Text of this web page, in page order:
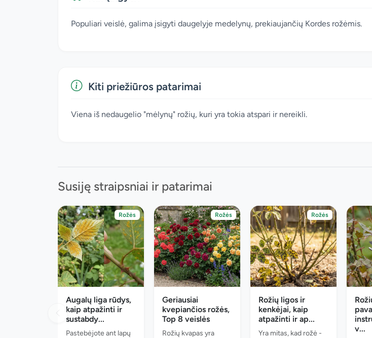
Populiari veislė, galima įsigyti daugelyje medelynų, prekiaujančių Kordes rožėmis.
Kiti priežiūros patarimai
Viena iš nedaugelio "mėlynų" rožių, kuri yra tokia atspari ir nereikli.
Susiję straipsniai ir patarimai
Rožės
Augalų liga rūdys,
kaip atpažinti ir
sustabdy...
Pastebėjote ant lapų
Rožės
Geriausiai
kvepiančios rožės,
Top 8 veislės
Rožių kvapas yra
Rožės
Rožių ligos ir
kenkėjai, kaip
atpažinti ir ap...
Yra mitas, kad rožė -
v...